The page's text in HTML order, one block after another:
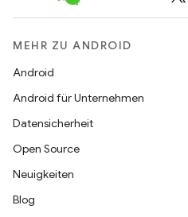
MEHR ZU ANDROID
Android
Android für Unternehmen
Datensicherheit
Open Source
Neuigkeiten
Blog